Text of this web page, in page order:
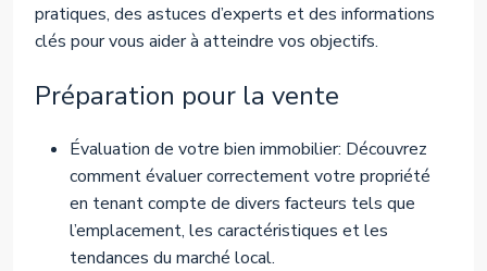
pratiques, des astuces d’experts et des informations
clés pour vous aider à atteindre vos objectifs.
Préparation pour la vente
Évaluation de votre bien immobilier: Découvrez
comment évaluer correctement votre propriété
en tenant compte de divers facteurs tels que
l’emplacement, les caractéristiques et les
tendances du marché local.